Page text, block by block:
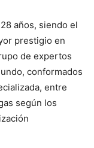
años, siendo el
prestigio en
de expertos
conformados
entre
según los